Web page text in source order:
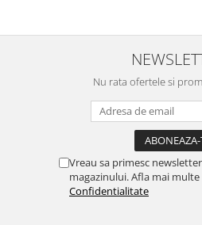
Nu rata ofertele si
Vreau sa primesc
magazinului. Afla mai multe
Confidentialitate